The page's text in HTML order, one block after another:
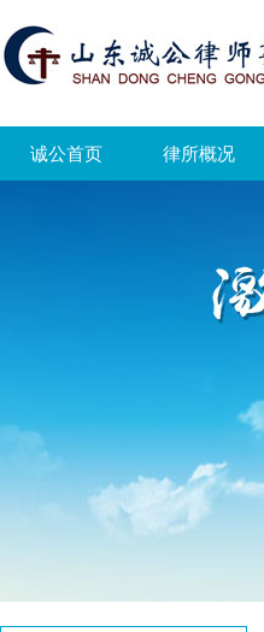
诚公首页 律所概况